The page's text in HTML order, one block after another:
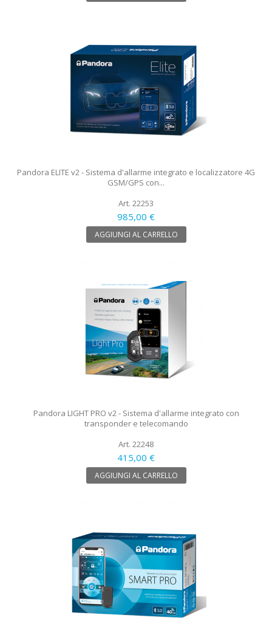
Pandora ELITE v2 - Sistema d'allarme integrato e localizzatore 4G
GSM/GPS con...
Art. 22253
985,00 €
AGGIUNGI AL CARRELLO
Pandora LIGHT PRO v2 - Sistema d'allarme integrato con
transponder e telecomando
Art. 22248
415,00 €
AGGIUNGI AL CARRELLO